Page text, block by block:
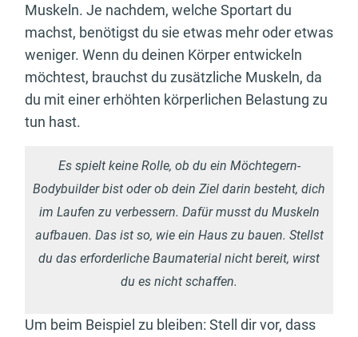
Muskeln. Je nachdem, welche Sportart du
machst, benötigst du sie etwas mehr oder etwas
weniger. Wenn du deinen Körper entwickeln
möchtest, brauchst du zusätzliche Muskeln, da
du mit einer erhöhten körperlichen Belastung zu
tun hast.
Es spielt keine Rolle, ob du ein Möchtegern-
Bodybuilder bist oder ob dein Ziel darin besteht, dich
im Laufen zu verbessern. Dafür musst du Muskeln
aufbauen. Das ist so, wie ein Haus zu bauen. Stellst
du das erforderliche Baumaterial nicht bereit, wirst
du es nicht schaffen.
Um beim Beispiel zu bleiben: Stell dir vor, dass